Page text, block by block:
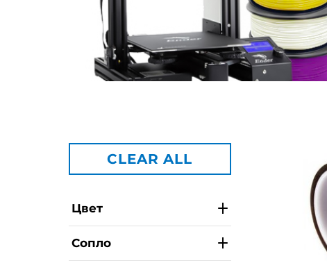
CLEAR ALL
Цвет
Сопло